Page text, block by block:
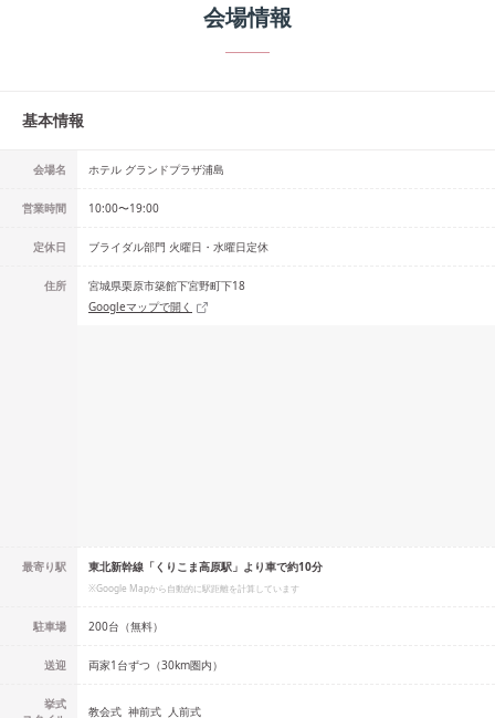
会場情報
基本情報
会場名 ホテル グランドプラザ浦島
営業時間 10:00〜19:00
定休日 ブライダル部門 火曜日・水曜日定休
住所
宮城県栗原市築館下宮野町下18
Googleマップで開く
最寄り駅 東北新幹線「くりこま高原駅」より車で約10分
※Google Mapから自動的に駅距離を計算しています
駐車場 200台（無料）
送迎 両家1台ずつ（30km圏内）
挙式
教会式 神前式 人前式